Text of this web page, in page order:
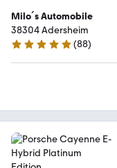
Milo´s Automobile
38304 Adersheim
5 Sterne
(88)